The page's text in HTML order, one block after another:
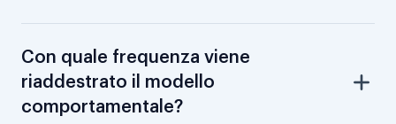
Con quale frequenza viene
riaddestrato il modello
comportamentale?